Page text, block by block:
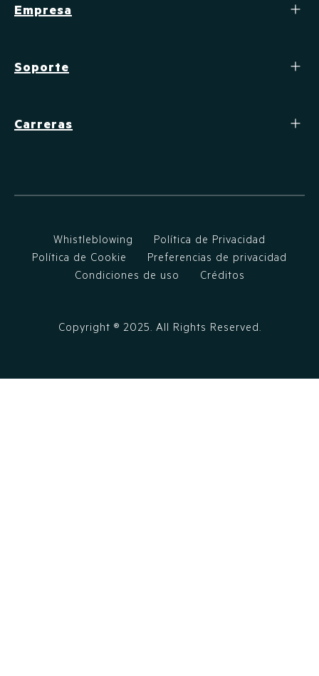
Empresa
Soporte
Carreras
Copyright ® 2025 . All Rights Reserved.
Whistleblowing
Política de Privacidad
Política de Cookie
Preferencias de privacidad
Condiciones de uso
Créditos